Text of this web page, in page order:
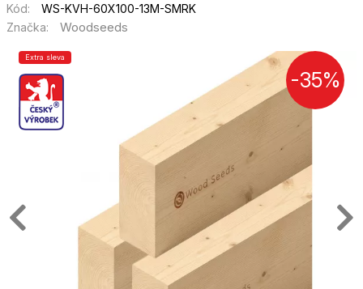
Kód:
WS-KVH-60X100-13M-SMRK
Značka:
Woodseeds
Extra sleva
-35%